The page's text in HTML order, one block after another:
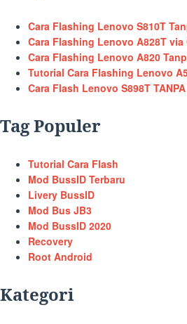
Cara Flashing Lenovo S810T
Cara Flashing Lenovo A828T via
Cara Flashing Lenovo A820
Tutorial Cara Flashing Lenovo
Cara Flash Lenovo S898T
Tag Populer
Tutorial Cara Flash
Mod BussID Terbaru
Livery BussID
Mod Bus JB3
Mod BussID 2020
Recovery
Root Android
Kategori